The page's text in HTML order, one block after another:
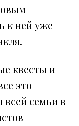
к ней уже
квесты и
это
семьи в